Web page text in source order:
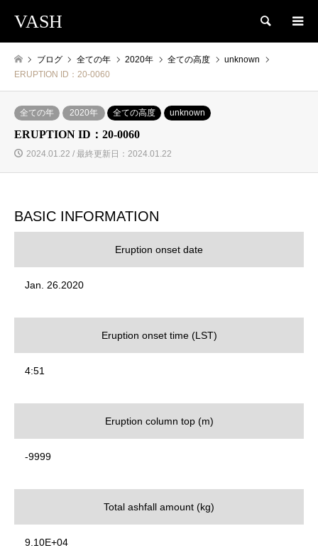
VASH 検索
ブログ 全ての年 2020年 全ての高度
unknown
ERUPTION ID：20-0060
全ての年 2020年 全ての高度 unknown
ERUPTION ID：20-0060
2024.01.22 / 最終更新日：2024.01.22
BASIC INFORMATION
Eruption onset date
Jan. 26.2020
Eruption onset time (LST)
4:51
Eruption column top (m)
-9999
Total ashfall amount (kg)
9.10E+04